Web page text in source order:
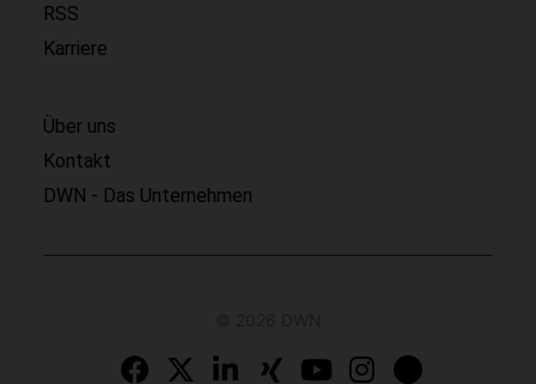
RSS
Karriere
Über uns
Kontakt
DWN - Das Unternehmen